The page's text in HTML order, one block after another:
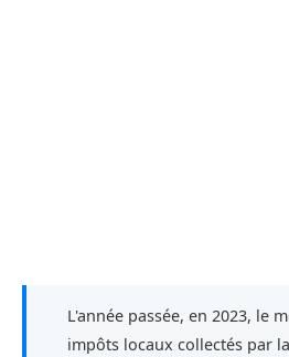
L'année passée, en 2023, le
impôts locaux collectés par